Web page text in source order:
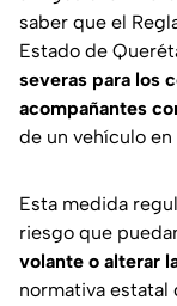
saber que el
Estado de
severas para los
acompañantes
de un vehículo
Esta medida
riesgo que
volante o alterar
normativa estatal